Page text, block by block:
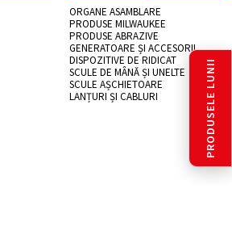
ORGANE ASAMBLARE
PRODUSE MILWAUKEE
PRODUSE ABRAZIVE
GENERATOARE ȘI ACCESORII
DISPOZITIVE DE RIDICAT
SCULE DE MÂNĂ ȘI UNELTE
SCULE AȘCHIETOARE
LANȚURI ȘI CABLURI
PRODUSELE LUNII